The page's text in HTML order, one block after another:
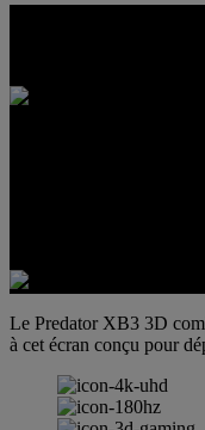
Le Predator XB3 3D
à cet écran conçu pour